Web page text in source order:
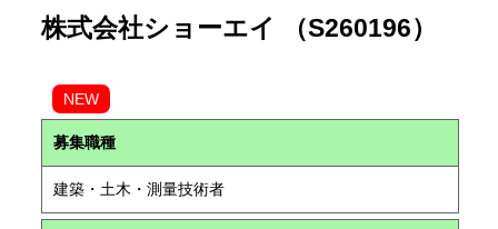
株式会社ショーエイ （S260196）
NEW
募集職種
建築・土木・測量技術者